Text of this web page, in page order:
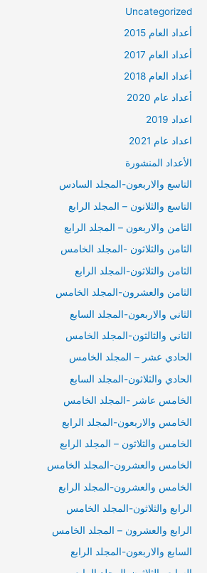
Uncategorized
أعداد العام 2015
أعداد العام 2017
أعداد العام 2018
أعداد عام 2020
اعداد 2019
اعداد عام 2021
الأعداد المنشورة
التاسع والاربعون-المجلد السادس
التاسع والثلانون – المجلد الرابع
الثامن والاربعون – المجلد الرابع
الثامن والثلاثون -المجلد الخامس
الثامن والثلاثون-المجلد الرابع
الثامن والعشرون-المجلد الخامس
الثاني والاربعون-المجلد السابع
الثاني والثالثون-المجلد الخامس
الحادي عشر – المجلد الخامس
الحادي والثلاثون-المجلد السابع
الخامس عاشر -المجلد الخامس
الخامس والاربعون-المجلد الرابع
الخامس والثلاثون – المجلد الرابع
الخامس والعشرون-المجلد الخامس
الخامس والعشرون-المجلد الرابع
الرابع والثلاثون-المجلد الخامس
الرابع والعشرون – المجلد الخامس
السابع والاربعون-المجلد الرابع